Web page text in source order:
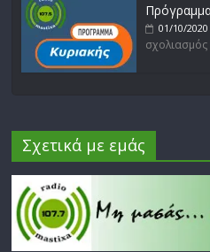
01/10/2020
σχολιασμός
Σχετικά με εμάς